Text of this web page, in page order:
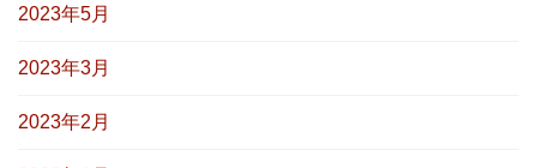
2023年5月
2023年3月
2023年2月